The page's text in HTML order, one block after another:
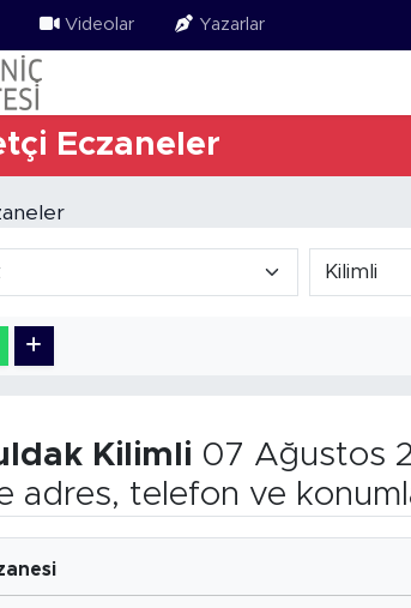
Videolar Yazarlar
Eczaneler
Kilimli 07 Ağustos
adres, telefon ve